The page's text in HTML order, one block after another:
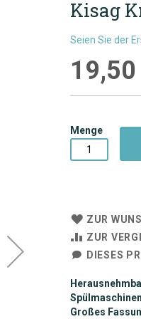
Kisag
Seien Sie der
Menge
ZUR
ZUR
DIESES
Großes